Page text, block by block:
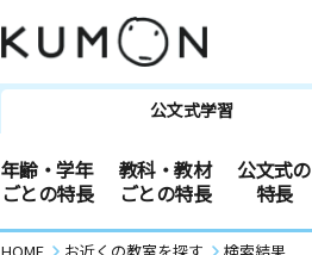
公文式学習
年齢・学年
ごとの特長
教科・教材
ごとの特長
公文式の
特長